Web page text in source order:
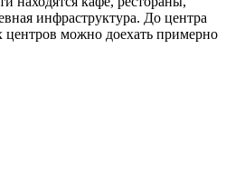
инфраструктура. До центра
можно доехать примерно